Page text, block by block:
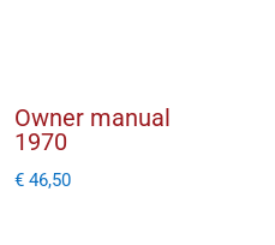
Owner manual
1970
€ 46,50